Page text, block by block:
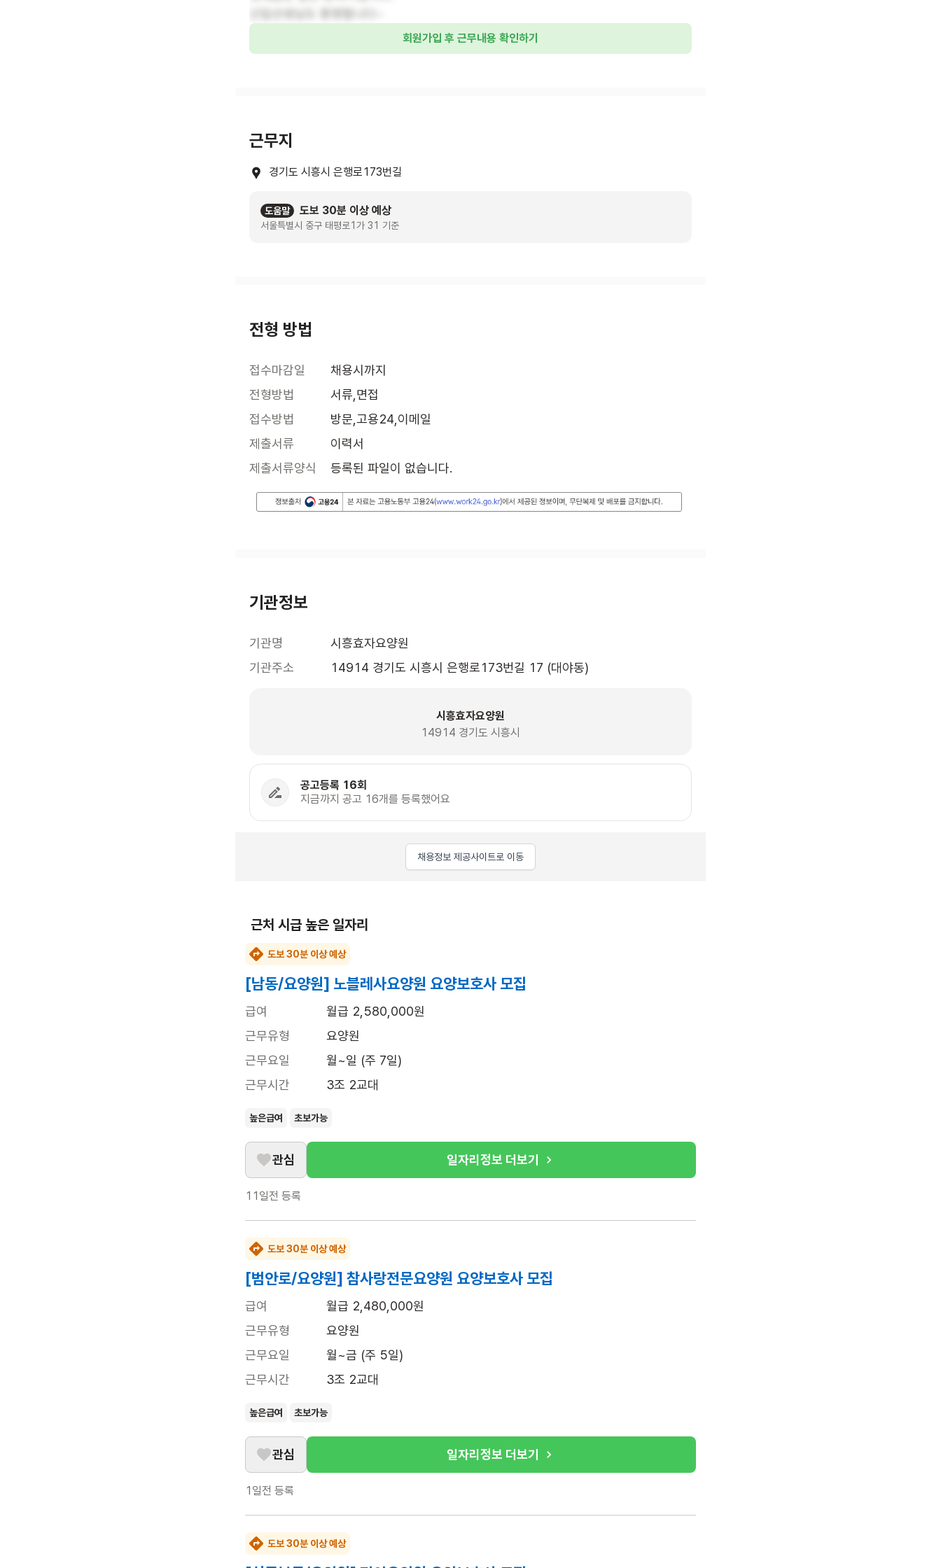
회원가입 후 근무내용 확인하기
근무지
경기도 시흥시 은행로173번길
도움말 도보 30분 이상 예상
서울특별시 중구 태평로1가 31 기준
전형 방법
접수마감일
채용시까지
전형방법
서류,면접
접수방법
방문,고용24,이메일
제출서류
이력서
제출서류양식
등록된 파일이 없습니다.
기관정보
기관명
시흥효자요양원
기관주소
14914 경기도 시흥시 은행로173번길 17 (대야동)
시흥효자요양원
14914 경기도 시흥시
공고등록 16회
지금까지 공고 16개를 등록했어요
채용정보 제공사이트로 이동
근처 시급 높은 일자리
도보 30분 이상 예상
[남동/요양원] 노블레사요양원 요양보호사 모집
급여
월급 2,580,000원
근무유형
요양원
근무요일
월~일 (주 7일)
근무시간
3조 2교대
높은급여 초보가능
관심 일자리정보 더보기
11일전 등록
도보 30분 이상 예상
[범안로/요양원] 참사랑전문요양원 요양보호사 모집
급여
월급 2,480,000원
근무유형
요양원
근무요일
월~금 (주 5일)
근무시간
3조 2교대
높은급여 초보가능
관심 일자리정보 더보기
1일전 등록
도보 30분 이상 예상